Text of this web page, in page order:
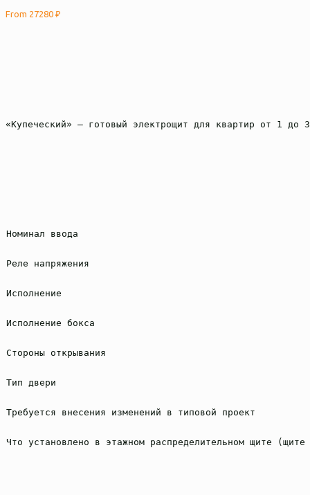
From 27280 ₽
«Купеческий» — готовый электрощит для квартир от 1 до
Номинал ввода
Реле напряжения
Исполнение
Исполнение бокса
Стороны открывания
Тип двери
Требуется внесения изменений в типовой проект
Что установлено в этажном распределительном щите (щите